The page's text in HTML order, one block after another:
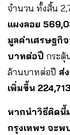
จำนวน ทั้งสิ้น
แผงลอย
มูลค่าเศรษฐกิ
บาทต่อปี กระตุ้
ล้านบาทต่อปี ส่
เพิ่มขึ้น
หากนำวิธีคิดนี้
กรุงเทพฯ จะพ